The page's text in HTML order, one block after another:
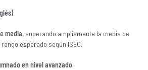
media, superando ampliamente la media de
esperado según ISEC.
en nivel avanzado.